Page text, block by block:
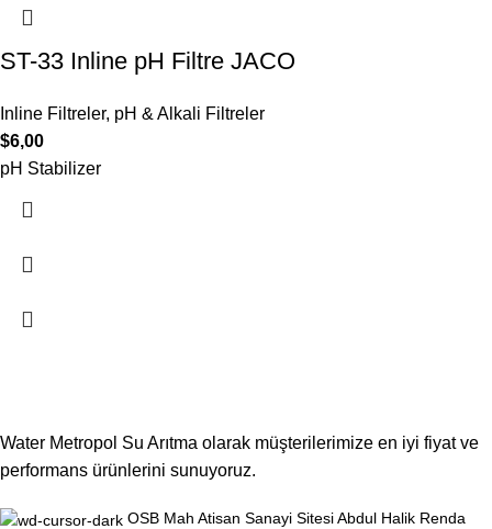
ST-33 Inline pH Filtre JACO
Inline Filtreler, pH & Alkali Filtreler
$6,00
pH Stabilizer
Water Metropol Su Arıtma olarak müşterilerimize en iyi fiyat ve
performans ürünlerini sunuyoruz.
OSB Mah Atisan Sanayi Sitesi Abdul Halik Renda